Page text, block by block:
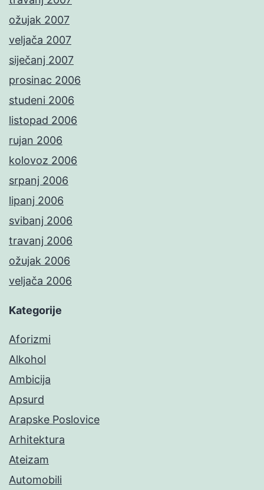
ožujak 2007
veljača 2007
siječanj 2007
prosinac 2006
studeni 2006
listopad 2006
rujan 2006
kolovoz 2006
srpanj 2006
lipanj 2006
svibanj 2006
travanj 2006
ožujak 2006
veljača 2006
Kategorije
Aforizmi
Alkohol
Ambicija
Apsurd
Arapske Poslovice
Arhitektura
Ateizam
Automobili